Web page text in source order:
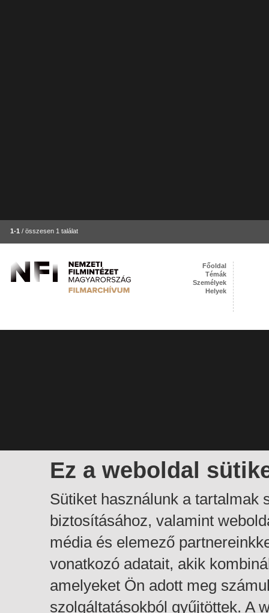
1-1 / összesen 1 találat
Ez a weboldal
Sütiket használunk a tartalmak
biztosításához, valamint
média és elemező
vonatkozó adatait, akik
amelyeket Ön adott meg
szolgáltatásokból gyűjtöttek. A
Főoldal
Témák
Személyek
Helyek